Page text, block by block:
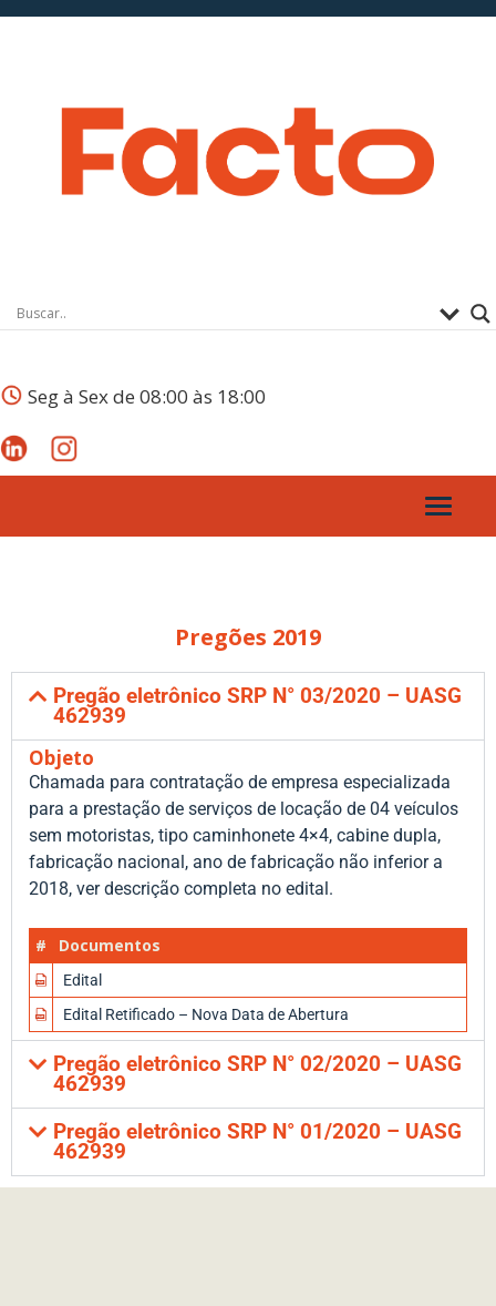
Seg à Sex de 08:00 às 18:00
Pregões 2019
Pregão eletrônico SRP N° 03/2020 – UASG
462939
Objeto
Chamada para contratação de empresa especializada
para a prestação de serviços de locação de 04 veículos
sem motoristas, tipo caminhonete 4×4, cabine dupla,
fabricação nacional, ano de fabricação não inferior a
2018, ver descrição completa no edital.
# Documentos
Edital
Edital Retificado – Nova Data de Abertura
Pregão eletrônico SRP N° 02/2020 – UASG
462939
Pregão eletrônico SRP N° 01/2020 – UASG
462939